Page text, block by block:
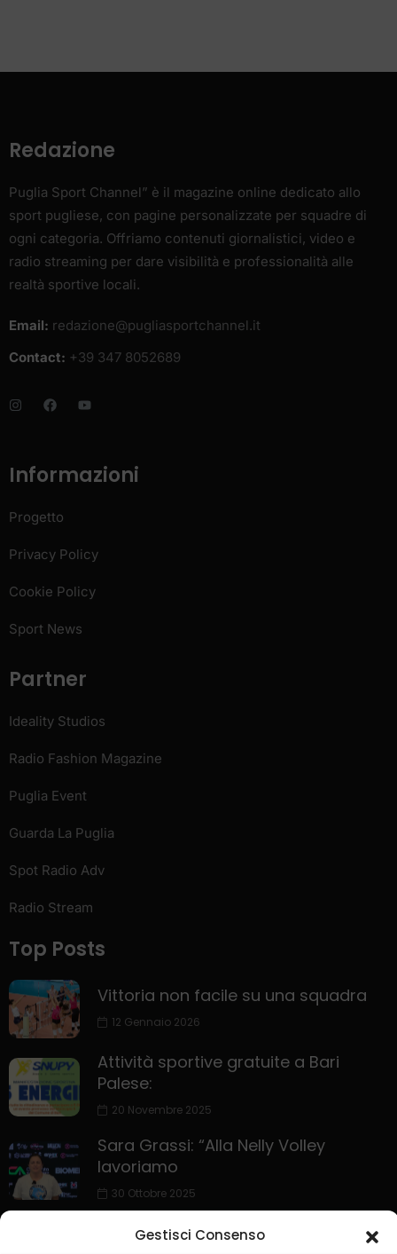
Gestisci Consenso
Redazione
Puglia Sport Channel” è il magazine online dedicato allo
sport pugliese, con pagine personalizzate per squadre di
ogni categoria. Offriamo contenuti giornalistici, video e
radio streaming per dare visibilità e professionalità alle
realtà sportive locali.
Email: redazione@pugliasportchannel.it
Contact: +39 347 8052689
Informazioni
Progetto
Privacy Policy
Cookie Policy
Sport News
Partner
Ideality Studios
Radio Fashion Magazine
Puglia Event
Guarda La Puglia
Spot Radio Adv
Radio Stream
Top Posts
Vittoria non facile su una squadra
12 Gennaio 2026
Attività sportive gratuite a Bari
Palese:
20 Novembre 2025
Sara Grassi: “Alla Nelly Volley
lavoriamo
30 Ottobre 2025